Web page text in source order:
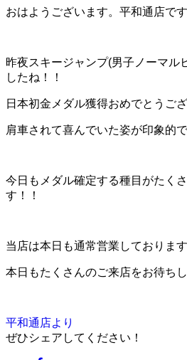
おはようございます。平和通店で
昨夜スキージャンプ(男子ノーマル
したね！！
日本初金メダル獲得おめでとうご
肩車されて喜んでいた姿が印象的で
今日もメダル確定する種目がたく
す！！
当店は本日も通常営業しております
本日もたくさんのご来店をお待ちし
平和通店より
ぜひシェアしてください！